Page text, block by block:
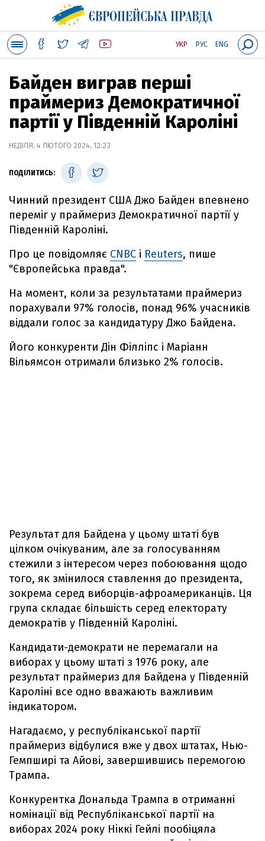
УКР РУС ENG
Байден виграв перші
праймериз Демократичної
партії у Південній Кароліні
НЕДІЛЯ, 4 ЛЮТОГО 2024, 12:23
ПОДІЛИТИСЬ:
Чинний президент США Джо Байден впевнено
переміг у праймериз Демократичної партії у
Південній Кароліні.
Про це повідомляє CNBC і Reuters, пише
"Європейська правда".
На момент, коли за результатами праймериз
порахували 97% голосів, понад 96% учасників
віддали голос за кандидатуру Джо Байдена.
Його конкуренти Дін Філліпс і Маріанн
Вільямсон отримали близько 2% голосів.
Результат для Байдена у цьому штаті був
цілком очікуваним, але за голосуванням
стежили з інтересом через побоювання щодо
того, як змінилося ставлення до президента,
зокрема серед виборців-афроамериканців. Ця
група складає більшість серед електорату
демократів у Південній Кароліні.
Кандидати-демократи не перемагали на
виборах у цьому штаті з 1976 року, але
результат праймериз для Байдена у Південній
Кароліні все одно вважають важливим
індикатором.
Нагадаємо, у республіканської партії
праймериз відбулися вже у двох штатах, Нью-
Гемпширі та Айові, завершившись перемогою
Трампа.
Конкурентка Дональда Трампа в отриманні
номінації від Республіканської партії на
виборах 2024 року Ніккі Гейлі пообіцяла